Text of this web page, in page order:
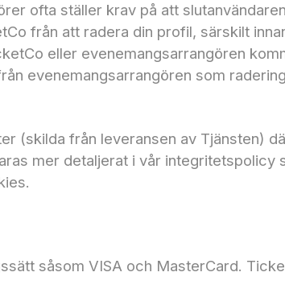
ofta ställer krav på att
från att radera din profil, särskilt
eller evenemangsarrangören
evenemangsarrangören som
(skilda från leveransen av Tjänsten)
mer detaljerat i vår integritetspolicy
såsom VISA och MasterCard.